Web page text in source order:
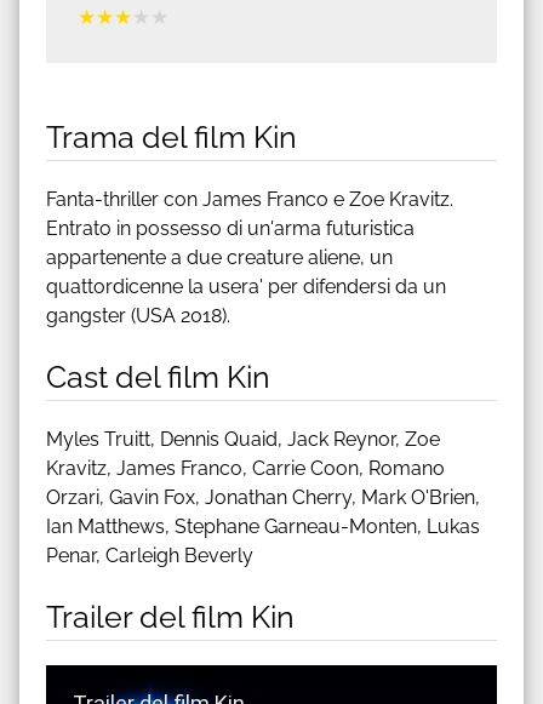
★★★ ★ ★
Trama del film Kin
Fanta-thriller con James Franco e Zoe Kravitz.
Entrato in possesso di un'arma futuristica
appartenente a due creature aliene, un
quattordicenne la usera' per difendersi da un
gangster (USA 2018).
Cast del film Kin
Myles Truitt, Dennis Quaid, Jack Reynor, Zoe
Kravitz, James Franco, Carrie Coon, Romano
Orzari, Gavin Fox, Jonathan Cherry, Mark O'Brien,
Ian Matthews, Stephane Garneau-Monten, Lukas
Penar, Carleigh Beverly
Trailer del film Kin
Guarda trailer del film Kin